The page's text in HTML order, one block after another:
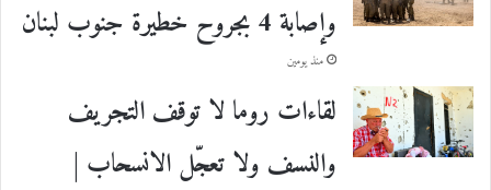
وإصابة 4 بجروح خطيرة جنوب لبنان
منذ يومين
لقاءات روما لا توقف التجريف
والنسف ولا تعجّل الانسحاب |